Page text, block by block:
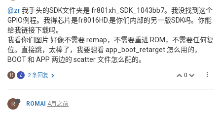
@zr我手头的SDK文件夹是 fr801xh_SDK_1043bb7。我没找到这个
GPIO例程。我得芯片是fr8016HD.是你们内部的另一版SDK吗。你能
给我链接下载吗。
我看你们图片 好像不需要 remap，不需要重进 ROM，不需要任何复
位。直接跳，太棒了，我要想看 app_boot_retarget 怎么用的，
BOOT 和 APP 两边的 scatter 文件怎么配的。
0
R Z 2 条回复
R ROMAI 4月之前